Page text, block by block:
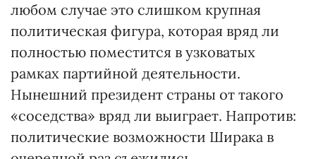
любом случае это слишком крупная
политическая фигура, которая вряд ли
полностью поместится в узковатых
рамках партийной деятельности.
Нынешний президент страны от такого
«соседства» вряд ли выиграет. Напротив:
политические возможности Ширака в